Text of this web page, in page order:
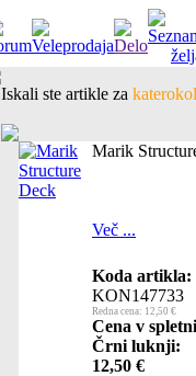
Iskali ste artikle za
Marik
Več ...
Koda artikla:
KON147733
Redna cena: 12,50 €
Cena v spletni
Črni luknji:
12,50 €